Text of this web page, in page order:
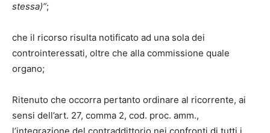
stessa)”;
che il ricorso risulta notificato ad una sola dei
controinteressati, oltre che alla commissione quale
organo;
Ritenuto che occorra pertanto ordinare al ricorrente, ai
sensi dell’art. 27, comma 2, cod. proc. amm.,